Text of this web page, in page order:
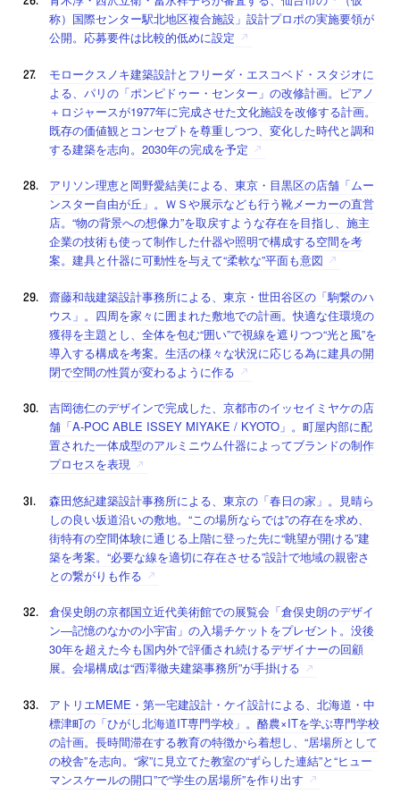
称）国際センター駅北地区複合施設」設計プロポの実施要領が
公開。応募要件は比較的低めに設定
モロークスノキ建築設計とフリーダ・エスコベド・スタジオに
よる、パリの「ポンピドゥー・センター」の改修計画。ピアノ
＋ロジャースが1977年に完成させた文化施設を改修する計画。
既存の価値観とコンセプトを尊重しつつ、変化した時代と調和
する建築を志向。2030年の完成を予定
アリソン理恵と岡野愛結美による、東京・目黒区の店舗「ムー
ンスター自由が丘」。ＷＳや展示なども行う靴メーカーの直営
店。“物の背景への想像力”を取戻すような存在を目指し、施主
企業の技術も使って制作した什器や照明で構成する空間を考
案。建具と什器に可動性を与えて“柔軟な”平面も意図
齋藤和哉建築設計事務所による、東京・世田谷区の「駒繋のハ
ウス」。四周を家々に囲まれた敷地での計画。快適な住環境の
獲得を主題とし、全体を包む“囲い”で視線を遮りつつ“光と風”を
導入する構成を考案。生活の様々な状況に応じる為に建具の開
閉で空間の性質が変わるように作る
吉岡徳仁のデザインで完成した、京都市のイッセイミヤケの店
舗「A-POC ABLE ISSEY MIYAKE / KYOTO」。町屋内部に配
置された一体成型のアルミニウム什器によってブランドの制作
プロセスを表現
森田悠紀建築設計事務所による、東京の「春日の家」。見晴ら
しの良い坂道沿いの敷地。“この場所ならでは”の存在を求め、
街特有の空間体験に通じる上階に登った先に“眺望が開ける”建
築を考案。“必要な線を適切に存在させる”設計で地域の親密さ
との繋がりも作る
倉俣史朗の京都国立近代美術館での展覧会「倉俣史朗のデザイ
ン―記憶のなかの小宇宙」の入場チケットをプレゼント。没後
30年を超えた今も国内外で評価され続けるデザイナーの回顧
展。会場構成は“西澤徹夫建築事務所”が手掛ける
アトリエMEME・第一宅建設計・ケイ設計による、北海道・中
標津町の「ひがし北海道IT専門学校」。酪農×ITを学ぶ専門学校
の計画。長時間滞在する教育の特徴から着想し、“居場所として
の校舎”を志向。“家”に見立てた教室の“ずらした連結”と“ヒュー
マンスケールの開口”で“学生の居場所”を作り出す